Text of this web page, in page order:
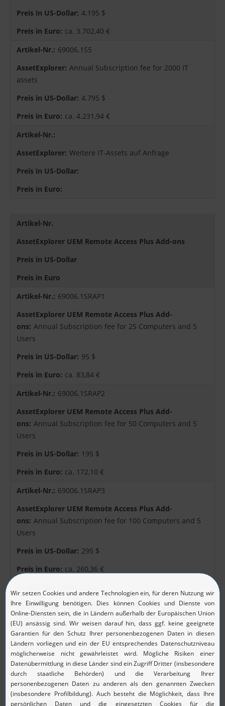
4.195 $
ca. 3.702,40 €
69006.1S5
Annual Subscription fee for 2000 IT
assets
4.795 $
ca. 4.231,94 €
Weitere IT-Assets auf Anfrage
Artikel-Nr.
AssetExplorer UEM Remote Access Plus Add-ons
Preis in US-Dollar
Preis in Euro
69006.1SRAP1
Annual Subscription fee for 25 Computers and 5
Users
95 $
ca. 83,84 €
69006.1SRAP2
Annual Subscription fee for 50 Computers and 5
Users
195 $
ca. 172,10 €
69006.1SRAP3
Annual Subscription fee for 100 Computers and 5
Users
295 $
ca. 260,36 €
Annual Subscription fee for 250 Computers and 5
Users
595 $
ca. 525,13 €
69006.1SRAP5